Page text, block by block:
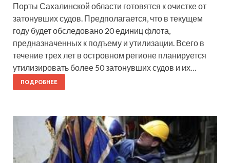
Порты Сахалинской области готовятся к очистке от
затонувших судов. Предполагается, что в текущем
году будет обследовано 20 единиц флота,
предназначенных к подъему и утилизации. Всего в
течение трех лет в островном регионе планируется
утилизировать более 50 затонувших судов и их…
ПОДРОБНЕЕ